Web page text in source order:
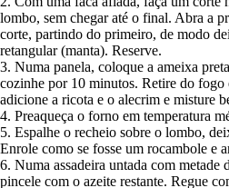
lombo, sem chegar até o final. Abra a
corte, partindo do primeiro, de modo
retangular (manta). Reserve.
3. Numa panela, coloque a ameixa
cozinhe por 10 minutos. Retire do fogo
adicione a ricota e o alecrim e misture
4. Preaqueça o forno em temperatura
5. Espalhe o recheio sobre o lombo,
Enrole como se fosse um rocambole e
6. Numa assadeira untada com metade
pincele com o azeite restante. Regue